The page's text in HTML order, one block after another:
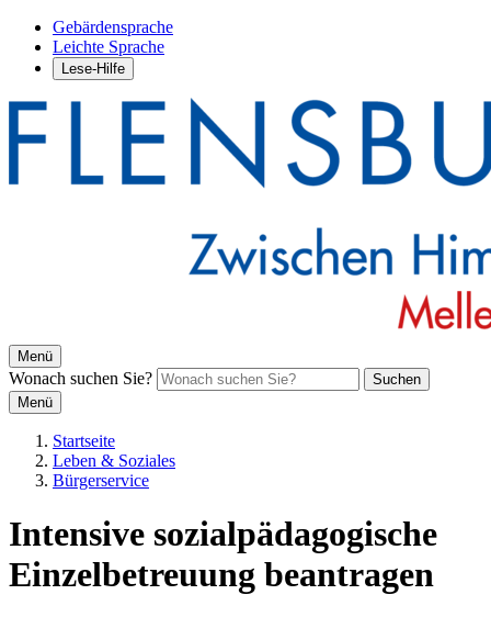
Gebärdensprache
Leichte Sprache
Lese-Hilfe
Menü
Wonach suchen Sie?
Suchen
Menü
Startseite
Leben & Soziales
Bürgerservice
Intensive sozialpädagogische
Einzelbetreuung beantragen